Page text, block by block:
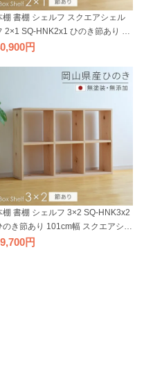
棚 書棚 シェルフ スクエアシェル
2×1 SQ-HNK2x1 ひのき節あり 68
幅 無垢材 sny work's 完成品 無塗
国産材 日本製 シャイニーワークス
棚 書棚 シェルフ 3×2 SQ-HNK3x2
のき節あり 101cm幅 スクエアシェ
フ sny work's 無塗装 無垢材 純国産